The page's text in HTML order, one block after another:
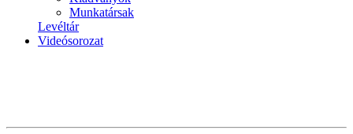
Munkatársak
Levéltár
Videósorozat